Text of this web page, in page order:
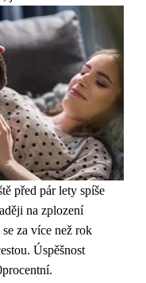
před pár lety spíše
na zplození
za více než rok
Úspěšnost